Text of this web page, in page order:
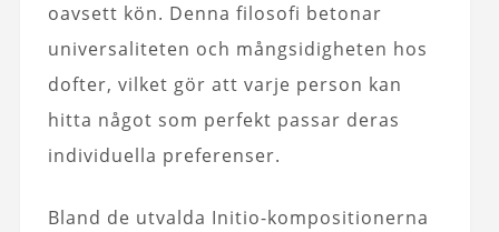
oavsett kön. Denna filosofi betonar
universaliteten och mångsidigheten hos
dofter, vilket gör att varje person kan
hitta något som perfekt passar deras
individuella preferenser.
Bland de utvalda Initio-kompositionerna